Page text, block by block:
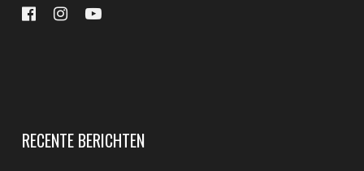
RECENTE BERICHTEN